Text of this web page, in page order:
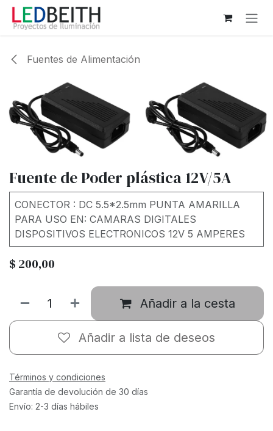
Ir al contenido
Fuentes de Alimentación
Fuente de Poder plástica 12V/5A
CONECTOR : DC 5.5*2.5mm PUNTA AMARILLA
PARA USO EN: CAMARAS DIGITALES
DISPOSITIVOS ELECTRONICOS 12V 5 AMPERES
$ 200,00
Añadir a la cesta
Añadir a lista de deseos
Términos y condiciones
Garantía de devolución de 30 días
Envío: 2-3 días hábiles